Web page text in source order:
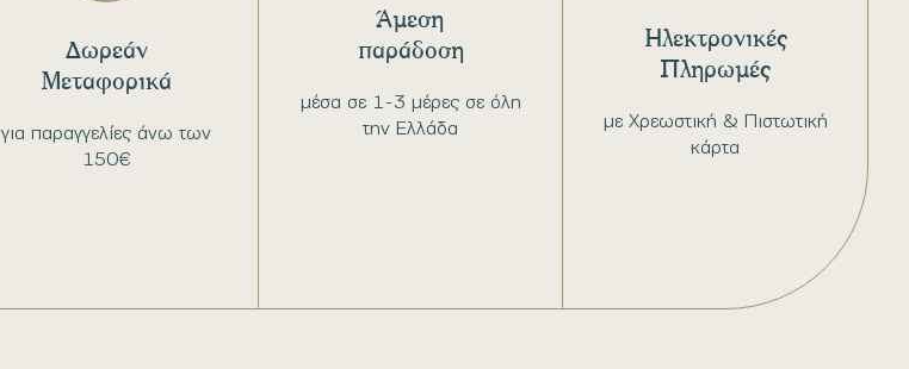
για παραγγελίες άνω των
150€
Δωρεάν
Μεταφορικά
μέσα σε 1-3 μέρες σε όλη
την Ελλάδα
Άμεση
παράδοση
με Χρεωστική & Πιστωτική
κάρτα
Ηλεκτρονικές
Πληρωμές